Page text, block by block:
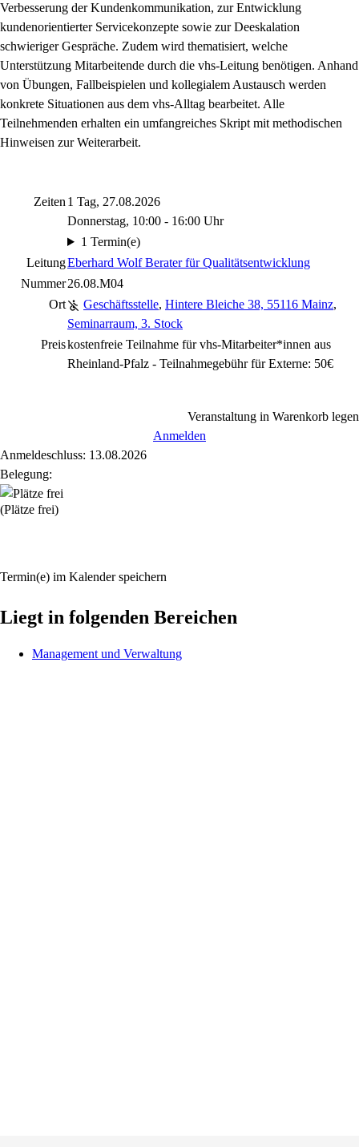
Verbesserung der Kundenkommunikation, zur Entwicklung
kundenorientierter Servicekonzepte sowie zur Deeskalation
schwieriger Gespräche. Zudem wird thematisiert, welche
Unterstützung Mitarbeitende durch die vhs-Leitung benötigen. Anhand
von Übungen, Fallbeispielen und kollegialem Austausch werden
konkrete Situationen aus dem vhs-Alltag bearbeitet. Alle
Teilnehmenden erhalten ein umfangreiches Skript mit methodischen
Hinweisen zur Weiterarbeit.
Zeiten 1 Tag, 27.08.2026
Donnerstag, 10:00 - 16:00 Uhr
1 Termin(e)
LeitungEberhard Wolf Berater für Qualitätsentwicklung
Nummer26.08.M04
Ort
Geschäftsstelle, Hintere Bleiche 38, 55116 Mainz,
Seminarraum, 3. Stock
Preiskostenfreie Teilnahme für vhs-Mitarbeiter*innen aus
Rheinland-Pfalz - Teilnahmegebühr für Externe: 50€
Veranstaltung in Warenkorb legen
Anmelden
Anmeldeschluss: 13.08.2026
Belegung:
(Plätze frei)
Termin(e) im Kalender speichern
Liegt in folgenden Bereichen
Management und Verwaltung